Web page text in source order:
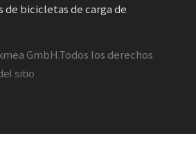
de bicicletas de carga de
GmbH.Todos los derechos
sitio